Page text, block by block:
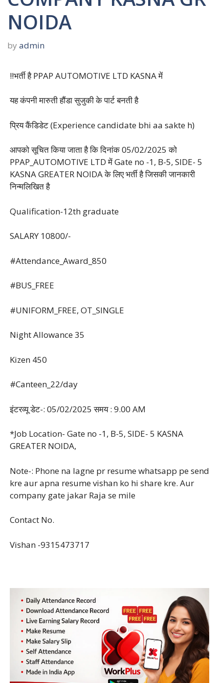
NOIDA
by admin
!!भर्ती है PPAP AUTOMOTIVE LTD KASNA में
यह कंपनी मारुती हौंडा सुजुकी के पार्ट बनती है
प्रिय कैंडिडेट (Experience candidate bhi aa sakte h)
आपको सूचित किया जाता है कि दिनांक 05/02/2025 को
PPAP_AUTOMOTIVE LTD में Gate no -1, B-5, SIDE- 5
KASNA GREATER NOIDA के लिए भर्ती है जिसकी जानकारी
निन्मलिखित है
Qualification-12th graduate
SALARY 10800/-
#Attendance_Award_850
#BUS_FREE
#UNIFORM_FREE, OT_SINGLE
Night Allowance 35
Kizen 450
#Canteen_22/day
इंटरव्यू डेट-: 05/02/2025 समय : 9.00 AM
*Job Location- Gate no -1, B-5, SIDE- 5 KASNA
GREATER NOIDA,
Note-: Phone na lagne pr resume whatsapp pe send
kre aur apna resume vishan ko hi share kre. Aur
company gate jakar Raja se mile
Contact No.
Vishan -9315473717